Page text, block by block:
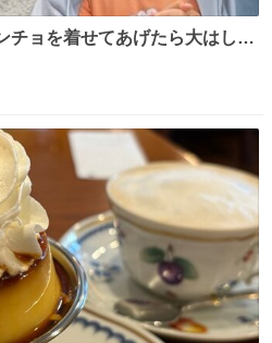
チョを着せてあげたら大はしゃ
んな素敵な代物を提供してくれ